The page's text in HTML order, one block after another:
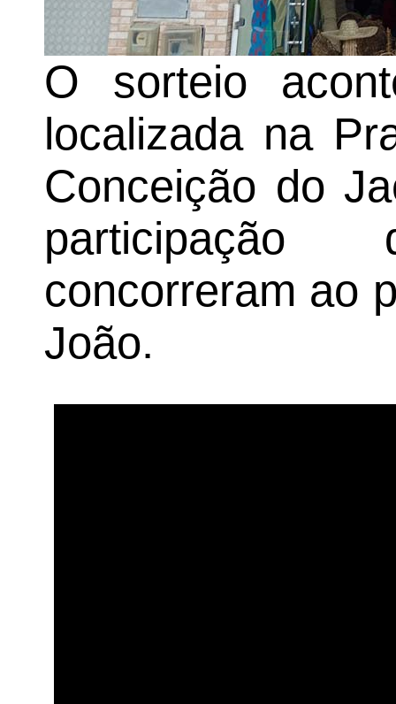
O sorteio
localizada na
Conceição do
concorreram ao
João.